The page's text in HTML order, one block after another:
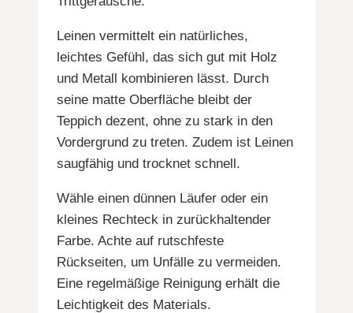
Leinen vermittelt ein natürliches,
leichtes Gefühl, das sich gut mit Holz
und Metall kombinieren lässt. Durch
seine matte Oberfläche bleibt der
Teppich dezent, ohne zu stark in den
Vordergrund zu treten. Zudem ist Leinen
saugfähig und trocknet schnell.
Wähle einen dünnen Läufer oder ein
kleines Rechteck in zurückhaltender
Farbe. Achte auf rutschfeste
Rückseiten, um Unfälle zu vermeiden.
Eine regelmäßige Reinigung erhält die
Leichtigkeit des Materials.